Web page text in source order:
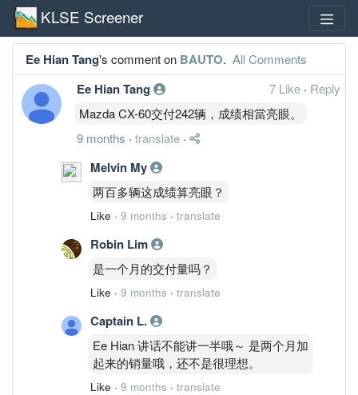
KLSE Screener
Ee Hian Tang's comment on BAUTO. All Comments
Ee Hian Tang 7 Like · Reply
Mazda CX-60交付242辆，成绩相當亮眼。
9 months · translate ·
Melvin My
两百多辆这成绩算亮眼？
Like · 9 months · translate
Robin Lim
是一个月的交付量吗？
Like · 9 months · translate
Captain L.
Ee Hian 讲话不能讲一半哦～ 是两个月加
起来的销量哦，还不是很理想。
Like · 9 months · translate